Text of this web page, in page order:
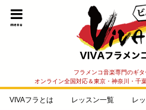
フラメンコ音楽専門のギ
オンライン全国対応＆東京・神奈川・千
menu
VIVAフラとは レッスン一覧 レ